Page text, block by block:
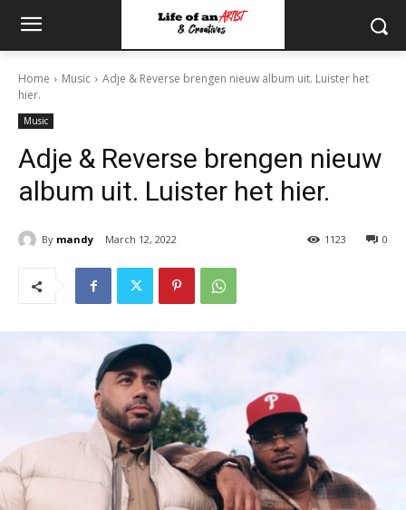
Home Music
Adje & Reverse brengen nieuw album uit. Luister het
hier.
Music
Adje & Reverse brengen nieuw
album uit. Luister het hier.
By mandy March 12, 2022 0
1123